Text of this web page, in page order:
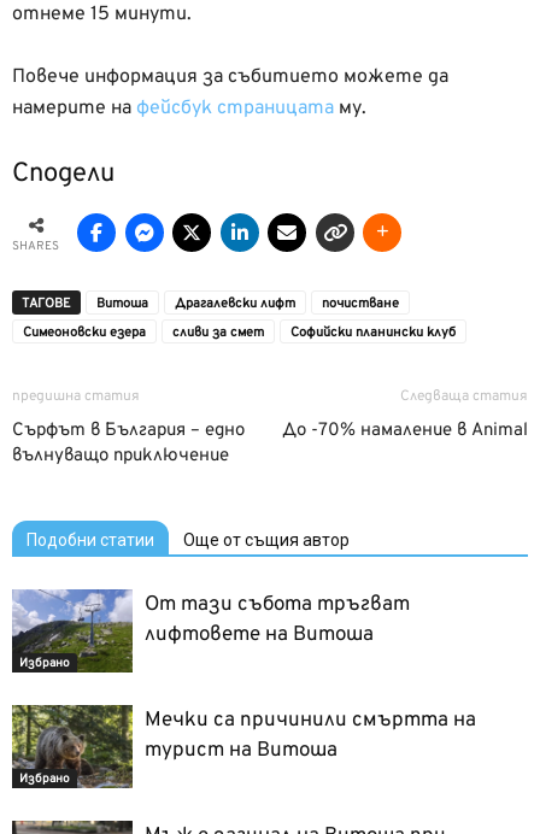
отнеме 15 минути.
Повече информация за събитието можете да
намерите на фейсбук страницата му.
Сподели
SHARES
ТАГОВЕ Витоша Драгалевски лифт
почистване
Симеоновски езера
сливи за смет Софийски планински клуб
предишна статия
Сърфът в България – едно
вълнуващо приключение
Следваща статия
До -70% намаление в Animal
Подобни статии Още от същия автор
Избрано
От тази събота тръгват
лифтовете на Витоша
Избрано
Мечки са причинили смъртта на
турист на Витоша